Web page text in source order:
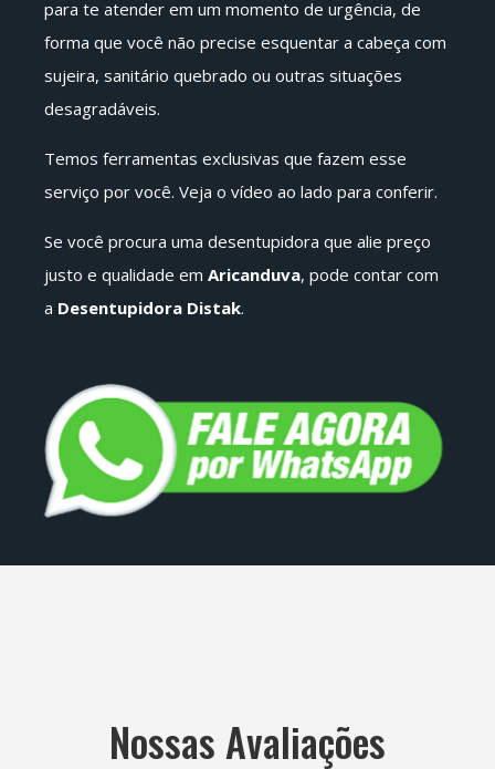
para te atender em um momento de urgência, de
forma que você não precise esquentar a cabeça com
sujeira, sanitário quebrado ou outras situações
desagradáveis.
Temos ferramentas exclusivas que fazem esse
serviço por você. Veja o vídeo ao lado para conferir.
Se você procura uma desentupidora que alie preço
justo e qualidade em Aricanduva, pode contar com
a Desentupidora Distak.
Nossas Avaliações